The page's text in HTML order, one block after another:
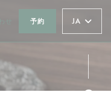
予約 JA